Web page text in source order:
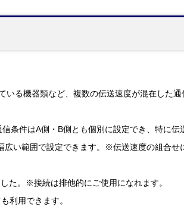
いる機器類など、複数の伝送速度が混在した通
条件はA側・B側とも個別に設定でき、特に伝
い範囲で設定できます。※伝送速度の組合せ
た。※接続は排他的にご使用になれます。
利用できます。